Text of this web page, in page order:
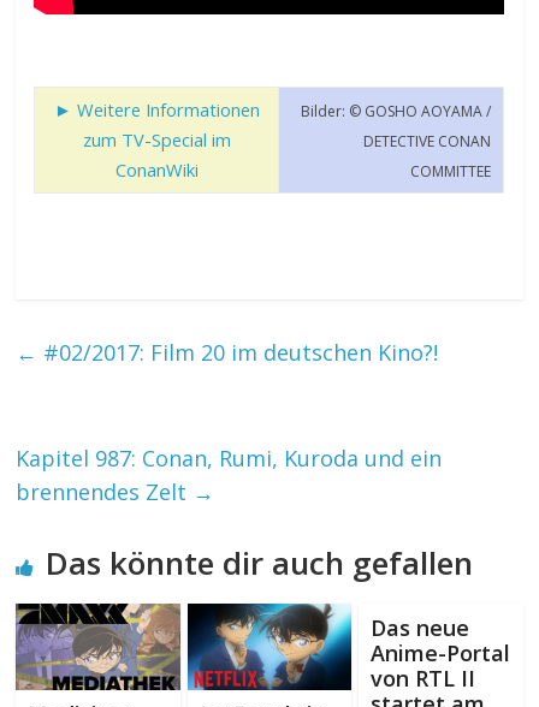
► Weitere Informationen
zum TV-Special im
ConanWiki
Bilder: © GOSHO AOYAMA /
DETECTIVE CONAN
COMMITTEE
← #02/2017: Film 20 im deutschen Kino?!
Kapitel 987: Conan, Rumi, Kuroda und ein
brennendes Zelt →
Das könnte dir auch gefallen
Das neue
Anime-Portal
von RTL II